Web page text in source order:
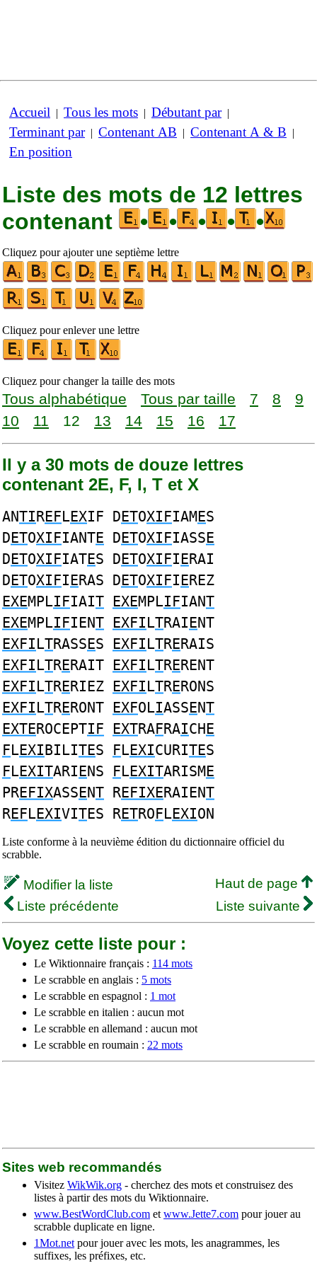
Accueil | Tous les mots | Débutant par|
Terminant par| Contenant AB | Contenant A & B |
En position
Liste des mots de 12 lettres
contenant
• • • • •
Cliquez pour ajouter une septième lettre
Cliquez pour enlever une lettre
Cliquez pour changer la taille des mots
Tous alphabétique Tous par taille 7 8
9
10
11 12 13 14 15 16 17
Il y a 30 mots de douze lettres
contenant 2E, F, I, T et X
ANTIREFLEXIF DETOXIFIAMES
DETOXIFIANTE DETOXIFIASSE
DETOXIFIATES DETOXIFIERAI
DETOXIFIERAS DETOXIFIEREZ
EXEMPLIFIAIT EXEMPLIFIANT
EXEMPLIFIENT EXFILTRAIENT
EXFILTRASSES EXFILTRERAIS
EXFILTRERAIT EXFILTRERENT
EXFILTRERIEZ EXFILTRERONS
EXFILTRERONT EXFOLIASSENT
EXTEROCEPTIF EXTRAFRAICHE
FLEXIBILITES FLEXICURITES
FLEXITARIENS FLEXITARISME
PREFIXASSENT REFIXERAIENT
REFLEXIVITES RETROFLEXION
Liste conforme à la neuvième édition du dictionnaire officiel du
scrabble.
Modifier la liste
Haut de page
Liste précédente
Liste suivante
Voyez cette liste pour :
Le Wiktionnaire français : 114 mots
Le scrabble en anglais : 5 mots
Le scrabble en espagnol : 1 mot
Le scrabble en italien : aucun mot
Le scrabble en allemand : aucun mot
Le scrabble en roumain : 22 mots
Sites web recommandés
Visitez WikWik.org - cherchez des mots et construisez des
listes à partir des mots du Wiktionnaire.
www.BestWordClub.com et www.Jette7.com pour jouer au
scrabble duplicate en ligne.
1Mot.net pour jouer avec les mots, les anagrammes, les
suffixes, les préfixes, etc.